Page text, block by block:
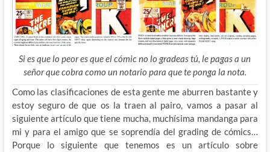
Si es que lo peor es que el cómic no lo gradeas tú, le pagas a un
señor que cobra como un notario para que te ponga la nota.
Como las clasificaciones de esta gente me aburren bastante y
estoy seguro de que os la traen al pairo, vamos a pasar al
siguiente artículo que tiene mucha, muchísima mandanga para
mi y para el amigo que se soprendía del grading de cómics…
Porque lo siguiente que tenemos es un artículo sobre